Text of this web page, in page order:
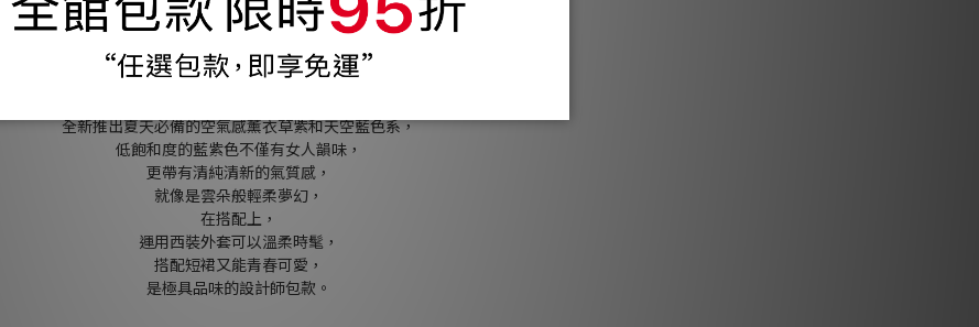
銷售排行前三名的Apple Bag，
以蘋果切片的立體形狀為設計靈感，
用㘣滑半月線條展現出簡潔的洗練感，
展現出設計師對時尚的高度敏銳再帶入具有童心的可愛品味。
全新推出夏天必備的空氣感薰衣草紫和天空藍色系，
低飽和度的藍紫色不僅有女人韻味，
更帶有清純清新的氣質感，
就像是雲朵般輕柔夢幻，
在搭配上，
運用西裝外套可以溫柔時髦，
搭配短裙又能青春可愛，
是極具品味的設計師包款。